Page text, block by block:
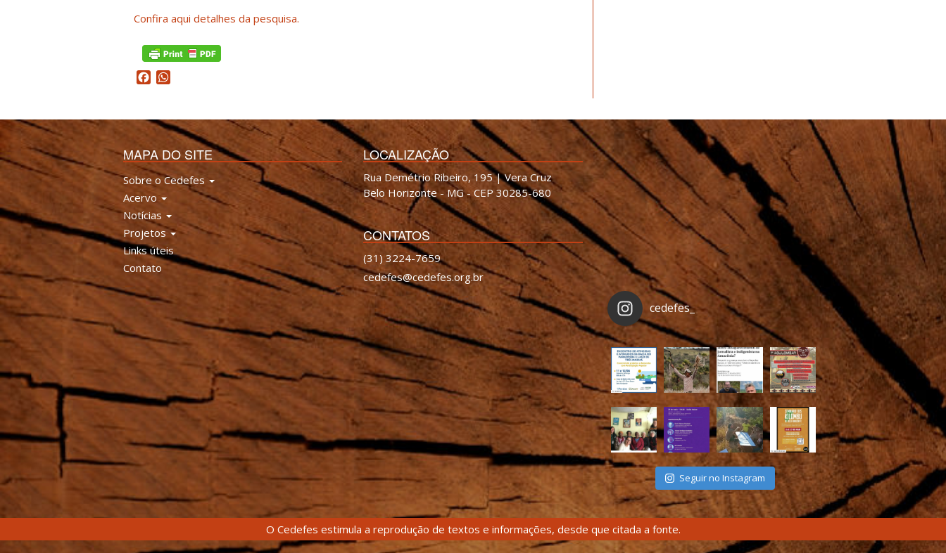
Confira aqui detalhes da pesquisa.
Facebook
MAPA DO SITE
Sobre o Cedefes
Acervo
Notícias
Projetos
Links úteis
Contato
LOCALIZAÇÃO
Rua Demétrio Ribeiro, 195 | Vera Cruz
Belo Horizonte - MG - CEP 30285-680
CONTATOS
(31) 3224-7659
cedefes@cedefes.org.br
cedefes_
Seguir no Instagram
O Cedefes estimula a reprodução de textos e informações, desde que citada a fonte.